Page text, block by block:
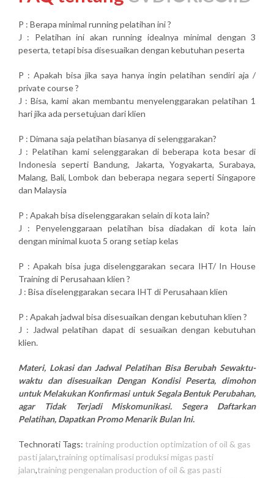
P : Berapa minimal running pelatihan ini ?
J : Pelatihan ini akan running idealnya minimal dengan 3
peserta, tetapi bisa disesuaikan dengan kebutuhan peserta
P : Apakah bisa jika saya hanya ingin pelatihan sendiri aja /
private course ?
J : Bisa, kami akan membantu menyelenggarakan pelatihan 1
hari jika ada persetujuan dari klien
P : Dimana saja pelatihan biasanya di selenggarakan?
J : Pelatihan kami selenggarakan di beberapa kota besar di
Indonesia seperti Bandung, Jakarta, Yogyakarta, Surabaya,
Malang, Bali, Lombok dan beberapa negara seperti Singapore
dan Malaysia
P : Apakah bisa diselenggarakan selain di kota lain?
J : Penyelenggaraan pelatihan bisa diadakan di kota lain
dengan minimal kuota 5 orang setiap kelas
P : Apakah bisa juga diselenggarakan secara IHT/ In House
Training di Perusahaan klien ?
J : Bisa diselenggarakan secara IHT di Perusahaan klien
P : Apakah jadwal bisa disesuaikan dengan kebutuhan klien ?
J : Jadwal pelatihan dapat di sesuaikan dengan kebutuhan
klien.
Materi, Lokasi dan Jadwal Pelatihan Bisa Berubah Sewaktu-
waktu dan disesuaikan Dengan Kondisi Peserta, dimohon
untuk Melakukan Konfirmasi untuk Segala Bentuk Perubahan,
agar Tidak Terjadi Miskomunikasi. Segera Daftarkan
Pelatihan, Dapatkan Promo Menarik Bulan Ini.
Technorati Tags: training production optimization of oil & gas
pasti jalan,training optimalisasi produksi migas pasti
jalan,training pengenalan production of oil & gas pasti